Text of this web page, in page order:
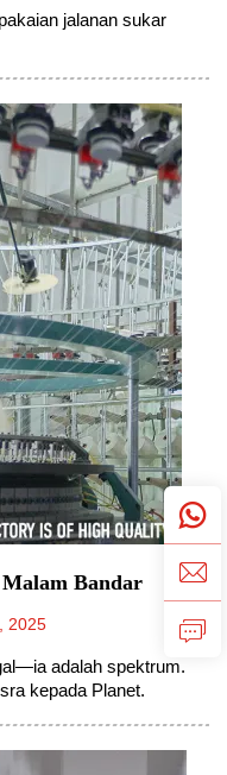
jalanan sukar
Bandar
2025
adalah spektrum.
kepada Planet.